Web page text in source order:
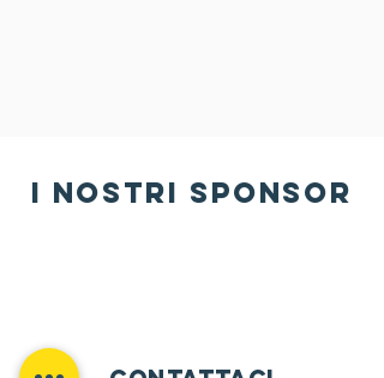
i nostri sponsor